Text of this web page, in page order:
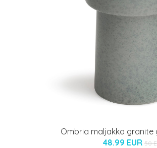
Ombria maljakko granite
48.99 EUR 50